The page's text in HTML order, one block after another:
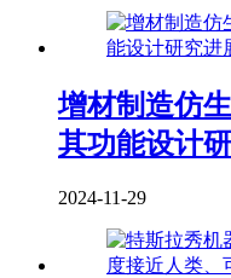
增材制造仿
其功能设计
2024-11-29